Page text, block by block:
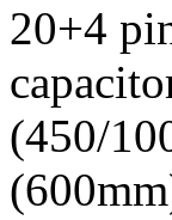
20+4
(450/